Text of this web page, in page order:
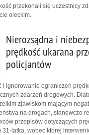
przekonali się uczestnicy
oleckim.
Nierozsądna i
prędkość ukarana
policjantów
i ignorowanie ograniczeń
zdarzeń drogowych.
zjawiskom mającym
na drogach, stanowczo
przepisów dotyczących
31-latka, wobec której